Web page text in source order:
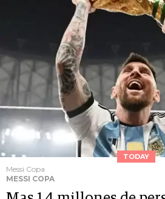
TODAY
Messi Copa
MESSI COPA